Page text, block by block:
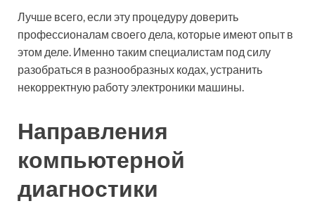
Лучше всего, если эту процедуру доверить
профессионалам своего дела, которые имеют опыт в
этом деле. Именно таким специалистам под силу
разобраться в разнообразных кодах, устранить
некорректную работу электроники машины.
Направления
компьютерной
диагностики